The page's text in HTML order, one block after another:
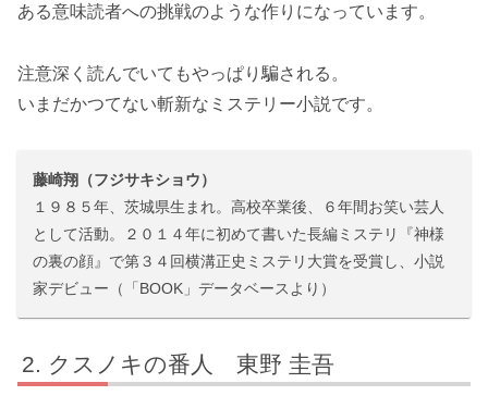
ある意味読者への挑戦のような作りになっています。
注意深く読んでいてもやっぱり騙される。
いまだかつてない斬新なミステリー小説です。
藤崎翔（フジサキショウ）
１９８５年、茨城県生まれ。高校卒業後、６年間お笑い芸人
として活動。２０１４年に初めて書いた長編ミステリ『神様
の裏の顔』で第３４回横溝正史ミステリ大賞を受賞し、小説
家デビュー（「BOOK」データベースより）
クスノキの番人 東野 圭吾